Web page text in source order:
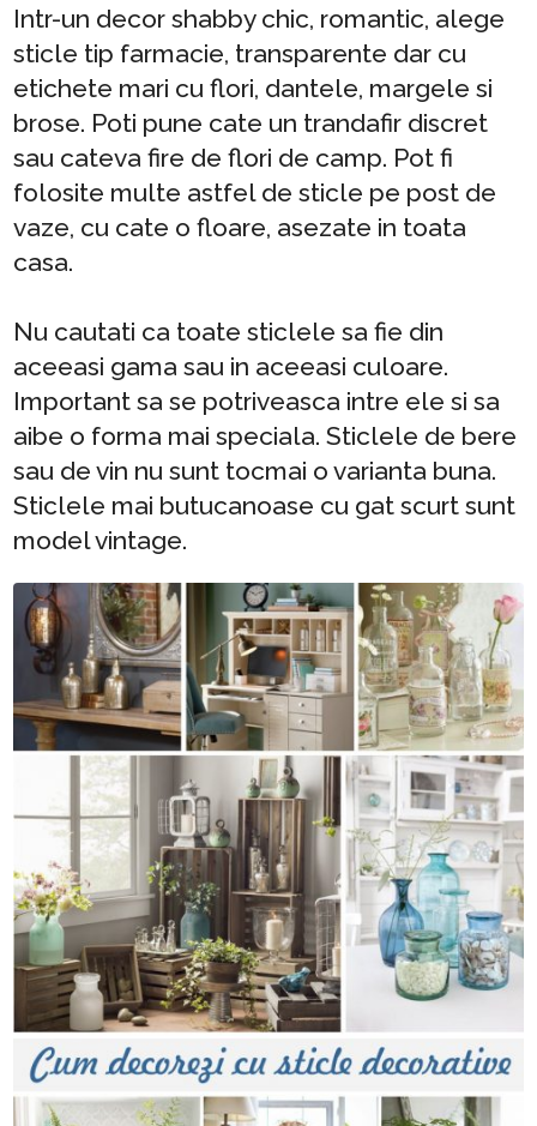
Intr-un decor shabby chic, romantic, alege
sticle tip farmacie, transparente dar cu
etichete mari cu flori, dantele, margele si
brose. Poti pune cate un trandafir discret
sau cateva fire de flori de camp. Pot fi
folosite multe astfel de sticle pe post de
vaze, cu cate o floare, asezate in toata
casa.
Nu cautati ca toate sticlele sa fie din
aceeasi gama sau in aceeasi culoare.
Important sa se potriveasca intre ele si sa
aibe o forma mai speciala. Sticlele de bere
sau de vin nu sunt tocmai o varianta buna.
Sticlele mai butucanoase cu gat scurt sunt
model vintage.